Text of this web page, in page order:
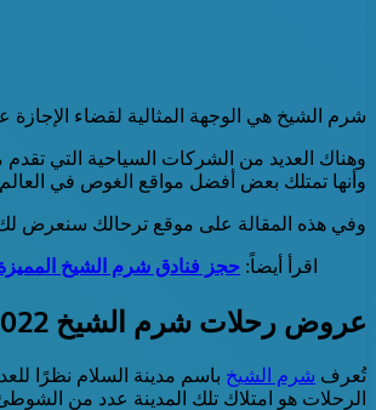
شرم الشيخ هي الوجهة المثالية لقضاء
وأنها تمتلك بعض أفضل مواقع الغوص في
وفي هذه المقالة على موقع ترحالك سنعرض لك أفضل
اقرأ أيضاً: حجز فنادق شرم الشيخ المميزة.. وأفضل 4 معالم
عروض رحلات شرم الشيخ 2022 بالانتقالات
تُعرف شرم الشيخ باسم مدينة السلام نظرًا
الرحلات هو امتلاك تلك المدينة عدد من الشوطئ